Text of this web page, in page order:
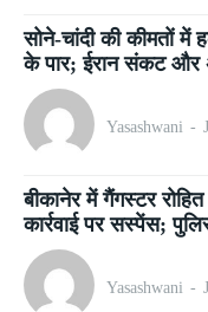
सोने-चांदी की कीमतों
के पार; ईरान संकट और
Yasashwani -
बीकानेर में गैंगस्टर
कार्रवाई पर सस्पेंस;
Yasashwani -